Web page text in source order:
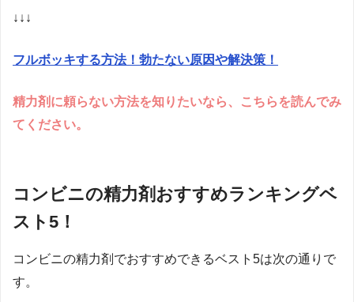
↓↓↓
フルボッキする方法！勃たない原因や解決策！
精力剤に頼らない方法を知りたいなら、こちらを読んでみ
てください。
コンビニの精力剤おすすめランキングベ
スト5！
コンビニの精力剤でおすすめできるベスト5は次の通りで
す。